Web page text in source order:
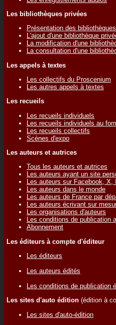
Les bibliothèques privées
Présentation des
L'ajout d'une bibliothèque
La modification d'une
La consultation d'une
Les appels à textes
Les collectifs du Proscenium
Les autres appels à textes
Les recueils
Les recueils individuels
Les recueils individuels au
Les recueils collectifs
Scènes d'expo
Les auteurs et autrices
Tous les auteurs et autrices
Les auteurs ayant un site
Les auteurs sur Facebook, X,
Les auteurs dans le monde
Les auteurs de France par
Les auteurs écrivant sur
Les organisations d'auteurs
Les conditions de publication
Abonnement
Les éditeurs à compte d'éditeur
Les éditeurs
Les auteurs édités
Les conditions de publication
Les sites d'auto édition (édition à
Les sites d'auto-édition